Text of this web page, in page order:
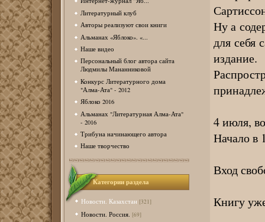
Литературный клуб
Авторы реализуют свои книги
Альманах «Яблоко». «...
Наше видео
Персональный блог автора сайта
Людмилы Мананниковой
Конкурс Литературного дома
"Алма-Ата" - 2012
Яблоко 2016
Альманах "Литературная Алма-Ата"
- 2016
Трибуна начинающего автора
Наше творчество
Категории раздела
Новости. Казахстан [321]
Новости. Россия. [69]
Ну а
для себя
издание.
4 июля,
Начало в
Вход
Книгу